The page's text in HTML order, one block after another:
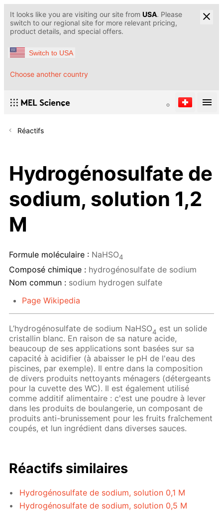
It looks like you are visiting our site from USA. Please
switch to our regional site for more relevant pricing,
product details, and special offers.
Switch to USA
Choose another country
Réactifs
Hydrogénosulfate de
sodium, solution 1,2
M
Formule moléculaire : NaHSO4
Composé chimique : hydrogénosulfate de sodium
Nom commun : sodium hydrogen sulfate
Page Wikipedia
L’hydrogénosulfate de sodium NaHSO4 est un solide
cristallin blanc. En raison de sa nature acide,
beaucoup de ses applications sont basées sur sa
capacité à acidifier (à abaisser le pH de l'eau des
piscines, par exemple). Il entre dans la composition
de divers produits nettoyants ménagers (détergeants
pour la cuvette des WC). Il est également utilisé
comme additif alimentaire : c'est une poudre à lever
dans les produits de boulangerie, un composant de
produits anti-brunissement pour les fruits fraîchement
coupés, et lun ingrédient dans diverses sauces.
Réactifs similaires
Hydrogénosulfate de sodium, solution 0,1 M
Hydrogénosulfate de sodium, solution 0,5 M